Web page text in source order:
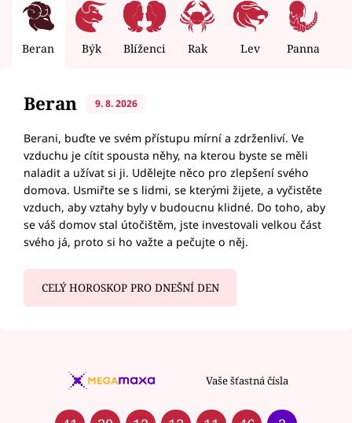
Beran Býk Blíženci Rak Lev Panna
Beran 9. 8. 2026
Berani, buďte ve svém přístupu mírní a zdrženliví. Ve
vzduchu je cítit spousta něhy, na kterou byste se měli
naladit a užívat si ji. Udělejte něco pro zlepšení svého
domova. Usmiřte se s lidmi, se kterými žijete, a vyčistěte
vzduch, aby vztahy byly v budoucnu klidné. Do toho, aby
se váš domov stal útočištěm, jste investovali velkou část
svého já, proto si ho važte a pečujte o něj.
CELÝ HOROSKOP PRO DNEŠNÍ DEN
Vaše šťastná čísla